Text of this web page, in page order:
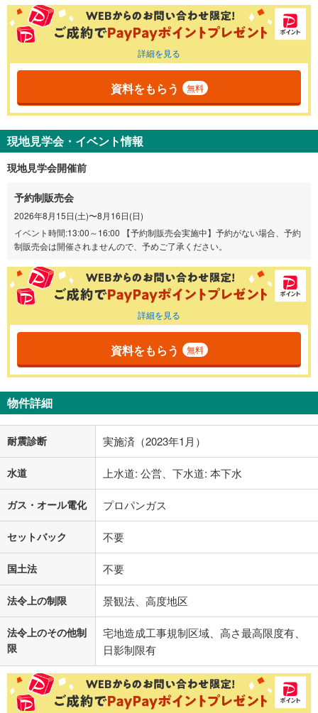
詳細を見る
資料をもらう 無料
現地見学会・イベント情報
現地見学会開催前
予約制販売会
2026年8月15日(土)〜8月16日(日)
イベント時間:13:00～16:00 【予約制販売会実施中】予約がない場合、予約
制販売会は開催されませんので、予めご了承ください。
詳細を見る
資料をもらう 無料
物件詳細
耐震診断 実施済（2023年1月）
水道 上水道: 公営、下水道: 本下水
ガス・オール電化 プロパンガス
セットバック 不要
国土法 不要
法令上の制限 景観法、高度地区
法令上のその他制
限
宅地造成工事規制区域、高さ最高限度有、
日影制限有